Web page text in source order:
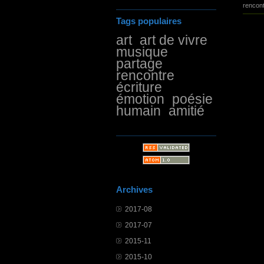
Tags populaires
art art de vivre
musique
partage
rencontre
écriture
émotion poésie
humain amitié
Archives
2017-08
2017-07
2015-11
2015-10